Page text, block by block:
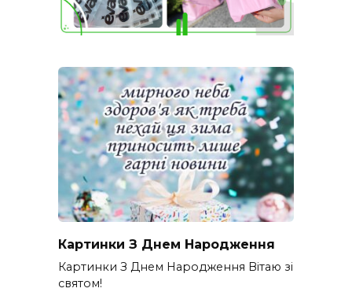
Картинки З Днем Народження
Картинки З Днем Народження Вітаю зі
святом!